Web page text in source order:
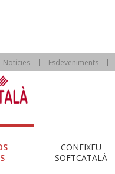
Notícies Esdeveniments
CONEIXEU
SOFTCATALÀ